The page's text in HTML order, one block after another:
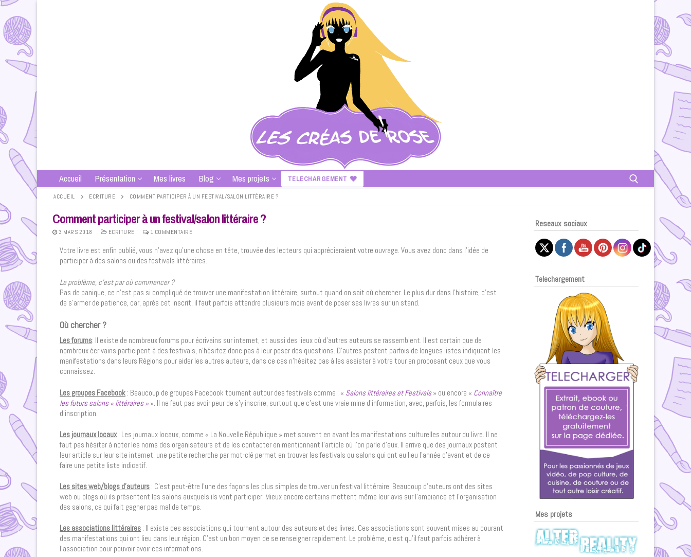
Accueil Présentation Mes livres Blog Mes projets TELECHARGEMENT
ACCUEIL ECRITURE COMMENT PARTICIPER À UN FESTIVAL/SALON LITTÉRAIRE ?
Comment participer à un festival/salon littéraire ?
3 MARS 2018 ECRITURE 1 COMMENTAIRE
Votre livre est enfin publié, vous n’avez qu’une chose en tête, trouvée des lecteurs qui apprécieraient votre ouvrage. Vous avez donc dans l’idée de
participer à des salons ou des festivals littéraires.
Le problème, c’est par où commencer ?
Pas de panique, ce n’est pas si compliqué de trouver une manifestation littéraire, surtout quand on sait où chercher. Le plus dur dans l’histoire, c’est
de s’armer de patience, car, après cet inscrit, il faut parfois attendre plusieurs mois avant de poser ses livres sur un stand.
Où chercher ?
Les forums: Il existe de nombreux forums pour écrivains sur internet, et aussi des lieux où d’autres auteurs se rassemblent. Il est certain que de
nombreux écrivains participent à des festivals, n’hésitez donc pas à leur poser des questions. D’autres postent parfois de longues listes indiquant les
manifestations dans leurs Régions pour aider les autres auteurs, dans ce cas n’hésitez pas à les assister à votre tour en proposant ceux que vous
connaissez.
Les groupes Facebook : Beaucoup de groupes Facebook tournent autour des festivals comme : « Salons littéraires et Festivals» ou encore « Connaître
les futurs salons « littéraires » ». Il ne faut pas avoir peur de s’y inscrire, surtout que c’est une vraie mine d’information, avec, parfois, les formulaires
d’inscription.
Les journaux locaux: Les journaux locaux, comme « La Nouvelle République » met souvent en avant les manifestations culturelles autour du livre. Il ne
faut pas hésiter à noter les noms des organisateurs et de les contacter en mentionnant l’article où l’on parle d’eux. Il arrive que des journaux postent
leur article sur leur site internet, une petite recherche par mot-clé permet en trouver les festivals ou salons qui ont eu lieu l’année d’avant et de ce
faire une petite liste indicatif.
Les sites web/blogs d’auteurs : C’est peut-être l’une des façons les plus simples de trouver un festival littéraire. Beaucoup d’auteurs ont des sites
web ou blogs où ils présentent les salons auxquels ils vont participer. Mieux encore certains mettent même leur avis sur l’ambiance et l’organisation
des salons, ce qui fait gagner pas mal de temps.
Les associations littéraires : Il existe des associations qui tournent autour des auteurs et des livres. Ces associations sont souvent mises au courant
des manifestations qui ont lieu dans leur région. C’est un bon moyen de se renseigner rapidement. Le problème, c’est qu’il faut parfois adhérer à
l’association pour pouvoir avoir ces informations.
Reseaux sociaux
Telechargement
Mes projets